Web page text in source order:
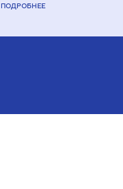
ПОДРОБНЕЕ